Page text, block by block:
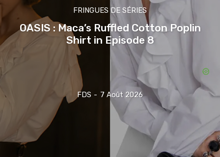
FRINGUES DE SÉRIES
OASIS : Maca’s Ruffled Cotton Poplin
Shirt in Episode 8
FDS - 7 Août 2026